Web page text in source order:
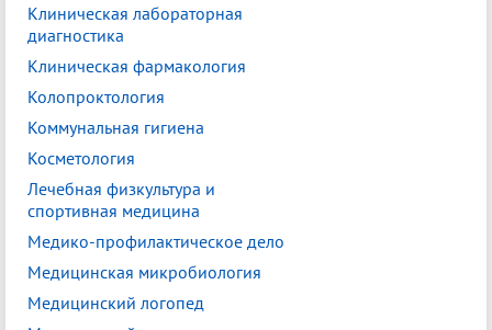
Клиническая лабораторная
диагностика
Клиническая фармакология
Колопроктология
Коммунальная гигиена
Косметология
Лечебная физкультура и
спортивная медицина
Медико-профилактическое дело
Медицинская микробиология
Медицинский логопед